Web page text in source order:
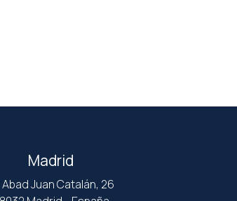
Madrid
Juan Catalán, 26